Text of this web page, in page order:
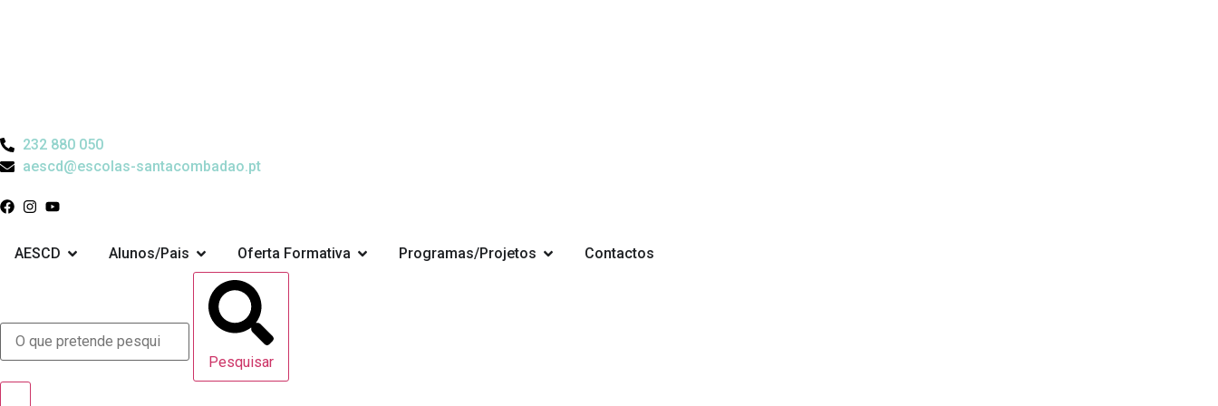
232 880 050
aescd@escolas-santacombadao.pt
AESCD Alunos/Pais Oferta Formativa Programas/Projetos Contactos
Pesquisar